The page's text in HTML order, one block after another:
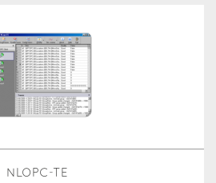
NLOPC-TE